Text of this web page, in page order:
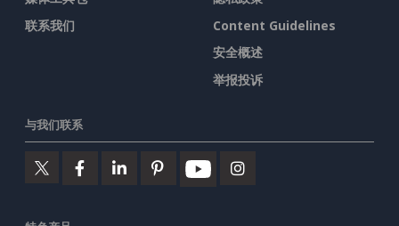
联系我们
Content Guidelines
安全概述
举报投诉
与我们联系